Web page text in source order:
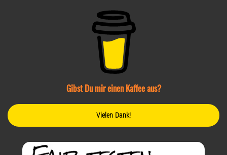
Gibst Du mir einen Kaffee aus?
Vielen Dank!